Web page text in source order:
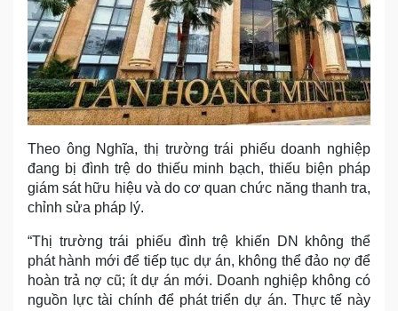
Theo ông Nghĩa, thị trường trái phiếu doanh nghiệp
đang bị đình trệ do thiếu minh bạch, thiếu biện pháp
giám sát hữu hiệu và do cơ quan chức năng thanh tra,
chỉnh sửa pháp lý.
“Thị trường trái phiếu đình trệ khiến DN không thể
phát hành mới để tiếp tục dự án, không thể đảo nợ để
hoàn trả nợ cũ; ít dự án mới. Doanh nghiệp không có
nguồn lực tài chính để phát triển dự án. Thực tế này